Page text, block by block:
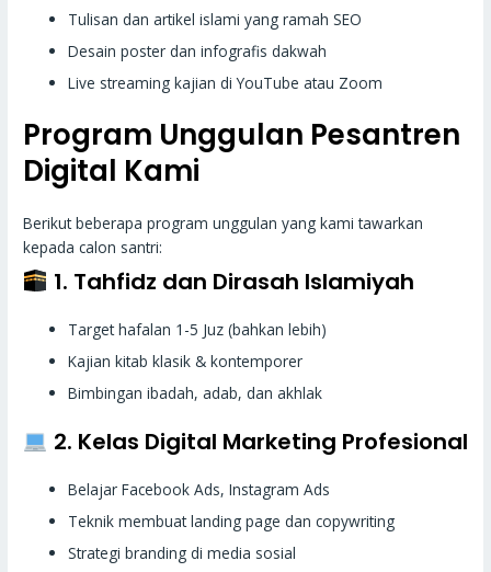
Tulisan dan artikel islami yang ramah SEO
Desain poster dan infografis dakwah
Live streaming kajian di YouTube atau Zoom
Program Unggulan Pesantren
Digital Kami
Berikut beberapa program unggulan yang kami tawarkan
kepada calon santri:
1. Tahfidz dan Dirasah Islamiyah
Target hafalan 1-5 Juz (bahkan lebih)
Kajian kitab klasik & kontemporer
Bimbingan ibadah, adab, dan akhlak
2. Kelas Digital Marketing Profesional
Belajar Facebook Ads, Instagram Ads
Teknik membuat landing page dan copywriting
Strategi branding di media sosial